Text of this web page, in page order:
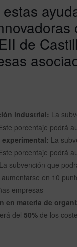
de
industrial: La
porcentaje podrá
La
porcentaje podrá
subvención que
en 10
empresas
en materia de
del 50% de los